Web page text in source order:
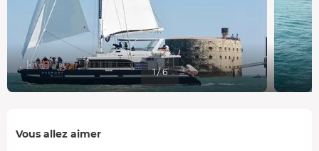
1 / 6
Vous allez aimer